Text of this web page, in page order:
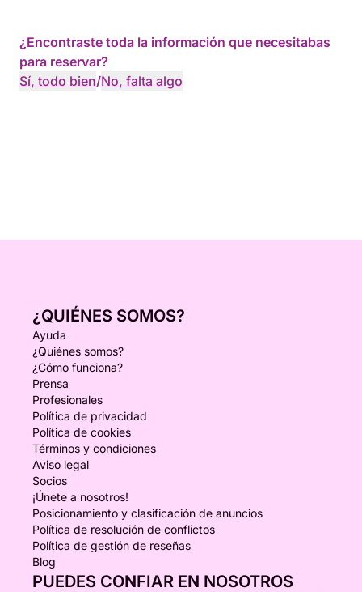
¿Encontraste toda la información que necesitabas
para reservar?
Sí, todo bien/No, falta algo
¿QUIÉNES SOMOS?
Ayuda
¿Quiénes somos?
¿Cómo funciona?
Prensa
Profesionales
Política de privacidad
Política de cookies
Términos y condiciones
Aviso legal
Socios
¡Únete a nosotros!
Posicionamiento y clasificación de anuncios
Política de resolución de conflictos
Política de gestión de reseñas
Blog
PUEDES CONFIAR EN NOSOTROS